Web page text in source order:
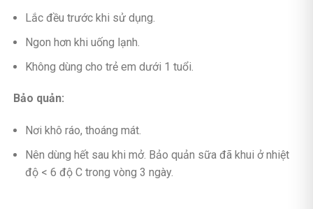
Lắc đều trước khi sử dụng.
Ngon hơn khi uống lạnh.
Không dùng cho trẻ em dưới 1 tuổi.
Bảo quản:
Nơi khô ráo, thoáng mát.
Nên dùng hết sau khi mở. Bảo quản sữa đã khui ở nhiệt
độ < 6 độ C trong vòng 3 ngày.